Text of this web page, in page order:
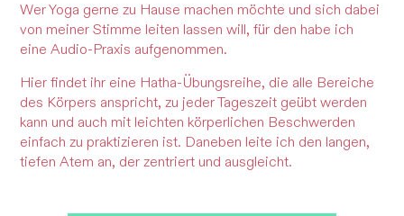
Wer Yoga gerne zu Hause machen möchte und sich dabei
von meiner Stimme leiten lassen will, für den habe ich
eine Audio-Praxis aufgenommen.
Hier findet ihr eine Hatha-Übungsreihe, die alle Bereiche
des Körpers anspricht, zu jeder Tageszeit geübt werden
kann und auch mit leichten körperlichen Beschwerden
einfach zu praktizieren ist. Daneben leite ich den langen,
tiefen Atem an, der zentriert und ausgleicht.